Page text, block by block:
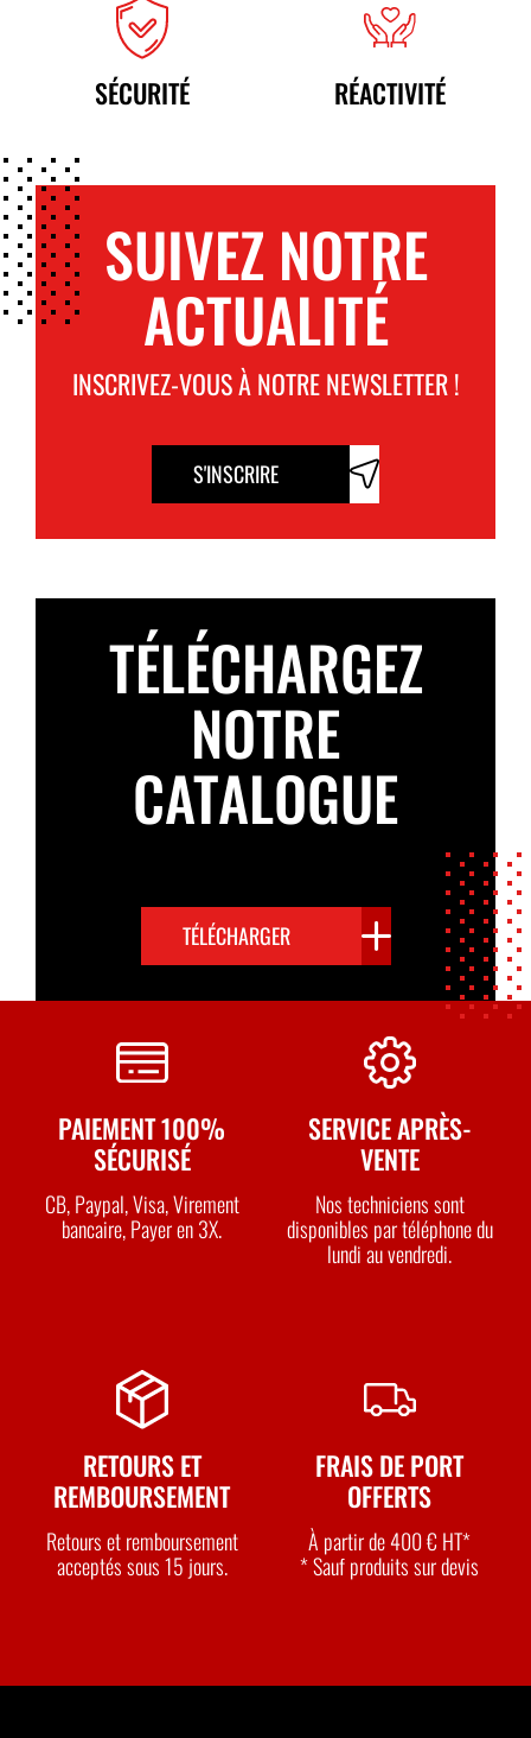
SÉCURITÉ RÉACTIVITÉ
SUIVEZ NOTRE
ACTUALITÉ
INSCRIVEZ-VOUS À NOTRE NEWSLETTER !
S'INSCRIRE
TÉLÉCHARGEZ
NOTRE
CATALOGUE
TÉLÉCHARGER
PAIEMENT 100%
SÉCURISÉ
CB, Paypal, Visa, Virement
bancaire, Payer en 3X.
SERVICE APRÈS-
VENTE
Nos techniciens sont
disponibles par téléphone du
lundi au vendredi.
RETOURS ET
REMBOURSEMENT
Retours et remboursement
acceptés sous 15 jours.
FRAIS DE PORT
OFFERTS
À partir de 400 € HT*
* Sauf produits sur devis